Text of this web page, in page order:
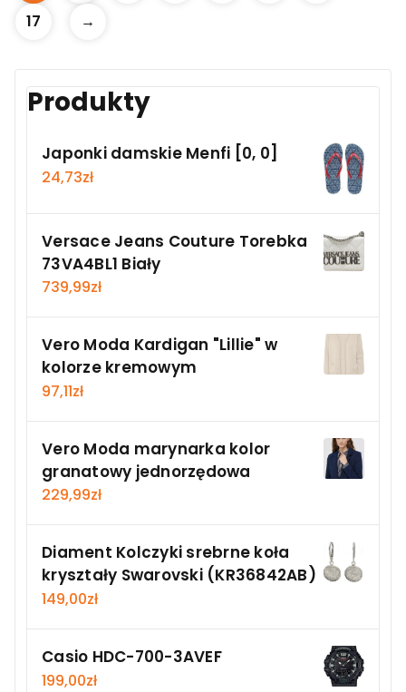
17
→
Produkty
Japonki damskie Menfi [0, 0]
24,73zł
Versace Jeans Couture Torebka
73VA4BL1 Biały
739,99zł
Vero Moda Kardigan "Lillie" w
kolorze kremowym
97,11zł
Vero Moda marynarka kolor
granatowy jednorzędowa
229,99zł
Diament Kolczyki srebrne koła
kryształy Swarovski (KR36842AB)
149,00zł
Casio HDC-700-3AVEF
199,00zł